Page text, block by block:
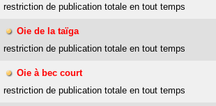
restriction de publication totale en tout temps
Oie de la taïga
restriction de publication totale en tout temps
Oie à bec court
restriction de publication totale en tout temps